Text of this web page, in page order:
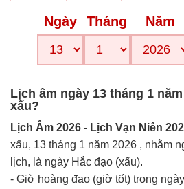
Ngày Tháng Năm
Lịch âm ngày 13 tháng 1
xấu?
Lịch Âm 2026 - Lịch Vạn Niên
xấu, 13 tháng 1 năm 2026 , nhằm
lịch, là ngày Hắc đạo (xấu).
- Giờ hoàng đạo (giờ tốt) trong